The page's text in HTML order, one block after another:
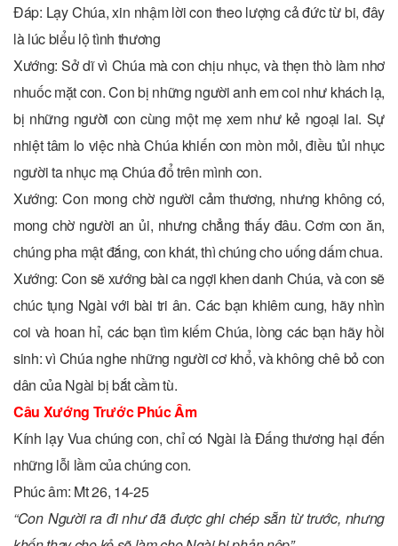
Ðáp: Lạy Chúa, xin nhậm lời con theo lượng cả đức từ bi, đây
là lúc biểu lộ tình thương
Xướng: Sở dĩ vì Chúa mà con chịu nhục, và thẹn thò làm nhơ
nhuốc mặt con. Con bị những người anh em coi như khách lạ,
bị những người con cùng một mẹ xem như kẻ ngoại lai. Sự
nhiệt tâm lo việc nhà Chúa khiến con mòn mỏi, điều tủi nhục
người ta nhục mạ Chúa đổ trên mình con.
Xướng: Con mong chờ người cảm thương, nhưng không có,
mong chờ người an ủi, nhưng chẳng thấy đâu. Cơm con ăn,
chúng pha mật đắng, con khát, thì chúng cho uống dấm chua.
Xướng: Con sẽ xướng bài ca ngợi khen danh Chúa, và con sẽ
chúc tụng Ngài với bài tri ân. Các bạn khiêm cung, hãy nhìn
coi và hoan hỉ, các bạn tìm kiếm Chúa, lòng các bạn hãy hồi
sinh: vì Chúa nghe những người cơ khổ, và không chê bỏ con
dân của Ngài bị bắt cầm tù.
Câu Xướng Trước Phúc Âm
Kính lạy Vua chúng con, chỉ có Ngài là Ðấng thương hại đến
những lỗi lầm của chúng con.
Phúc âm: Mt 26, 14-25
“Con Người ra đi như đã được ghi chép sẵn từ trước, nhưng